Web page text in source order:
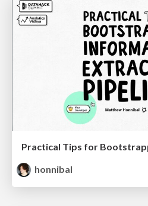
honnibal